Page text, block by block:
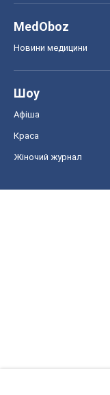
MedOboz
Новини медицини
Шоу
Афіша
Краса
Жіночий журнал